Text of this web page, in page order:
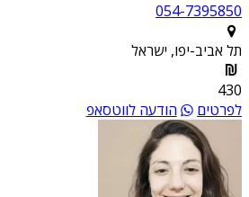
054-7395850
תל אביב-יפו, ישראל
430
לפרטים
הודעה לווטסאפ